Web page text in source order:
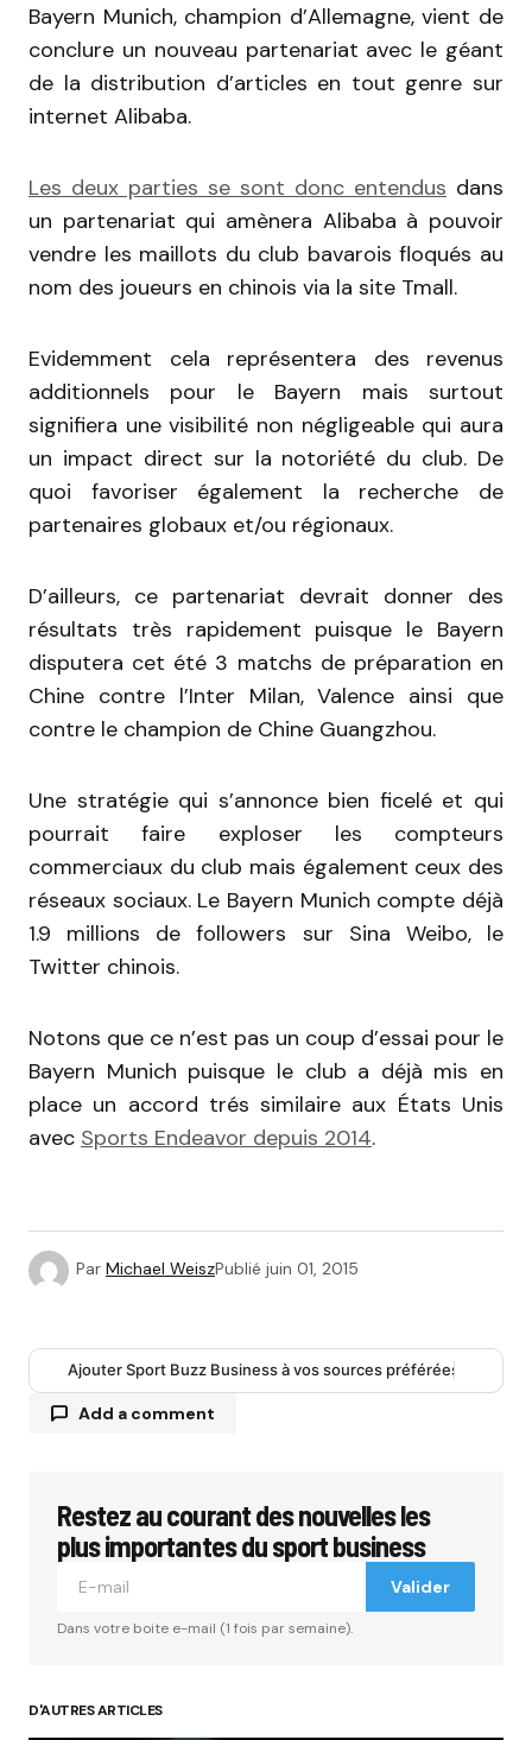
Bayern Munich, champion d’Allemagne, vient de
conclure un nouveau partenariat avec le géant
de la distribution d’articles en tout genre sur
internet Alibaba.
Les deux parties se sont donc entendus dans
un partenariat qui amènera Alibaba à pouvoir
vendre les maillots du club bavarois floqués au
nom des joueurs en chinois via la site Tmall.
Evidemment cela représentera des revenus
additionnels pour le Bayern mais surtout
signifiera une visibilité non négligeable qui aura
un impact direct sur la notoriété du club. De
quoi favoriser également la recherche de
partenaires globaux et/ou régionaux.
D’ailleurs, ce partenariat devrait donner des
résultats très rapidement puisque le Bayern
disputera cet été 3 matchs de préparation en
Chine contre l’Inter Milan, Valence ainsi que
contre le champion de Chine Guangzhou.
Une stratégie qui s’annonce bien ficelé et qui
pourrait faire exploser les compteurs
commerciaux du club mais également ceux des
réseaux sociaux. Le Bayern Munich compte déjà
1.9 millions de followers sur Sina Weibo, le
Twitter chinois.
Notons que ce n’est pas un coup d’essai pour le
Bayern Munich puisque le club a déjà mis en
place un accord trés similaire aux États Unis
avec Sports Endeavor depuis 2014.
Par Michael WeiszPublié juin 01, 2015
Ajouter Sport Buzz Business à vos sources préférées
Add a comment
Votre adresse e-mail ne sera pas publiée.Les
champs obligatoires sont indiqués avec*
Restez au courant des nouvelles les
plus importantes du sport business
Valider
Dans votre boite e-mail (1 fois par semaine).
D'AUTRES ARTICLES